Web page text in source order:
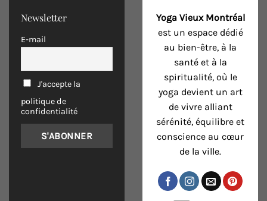
Newsletter
E-mail
J'accepte la
politique de
confidentialité
Yoga Vieux Montréal
est un espace dédié
au bien-être, à la
santé et à la
spiritualité, où le
yoga devient un art
de vivre alliant
sérénité, équilibre et
conscience au cœur
de la ville.